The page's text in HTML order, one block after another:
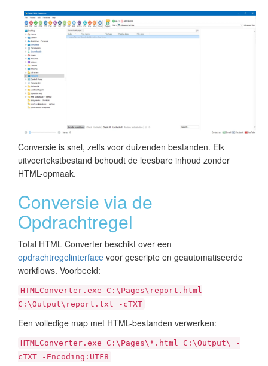
Conversie is snel, zelfs voor duizenden bestanden. Elk
uitvoertekstbestand behoudt de leesbare inhoud zonder
HTML-opmaak.
Conversie via de
Opdrachtregel
Total HTML Converter beschikt over een
opdrachtregelinterface voor gescripte en geautomatiseerde
workflows. Voorbeeld:
HTMLConverter.exe C:\Pages\report.html
C:\Output\report.txt -cTXT
Een volledige map met HTML-bestanden verwerken:
HTMLConverter.exe C:\Pages\*.html C:\Output\ -
cTXT -Encoding:UTF8